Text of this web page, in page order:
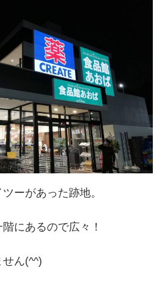
ーがあった跡地。
にあるので広々！
ん(^^)